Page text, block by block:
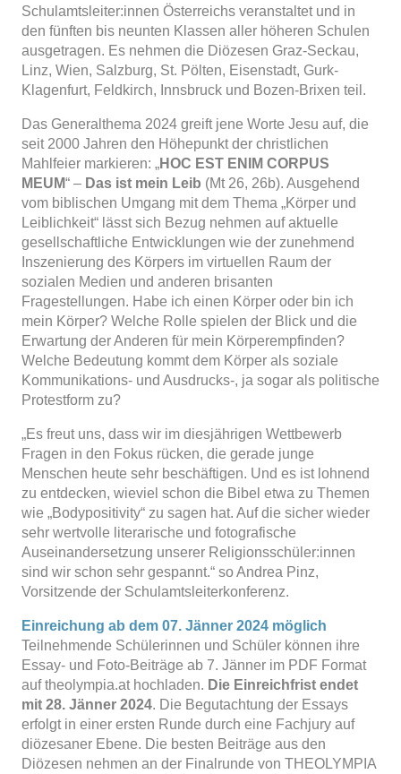
Schulamtsleiter:innen Österreichs veranstaltet und in
den fünften bis neunten Klassen aller höheren Schulen
ausgetragen. Es nehmen die Diözesen Graz-Seckau,
Linz, Wien, Salzburg, St. Pölten, Eisenstadt, Gurk-
Klagenfurt, Feldkirch, Innsbruck und Bozen-Brixen teil.
Das Generalthema 2024 greift jene Worte Jesu auf, die
seit 2000 Jahren den Höhepunkt der christlichen
Mahlfeier markieren: „HOC EST ENIM CORPUS
MEUM“ – Das ist mein Leib (Mt 26, 26b). Ausgehend
vom biblischen Umgang mit dem Thema „Körper und
Leiblichkeit“ lässt sich Bezug nehmen auf aktuelle
gesellschaftliche Entwicklungen wie der zunehmend
Inszenierung des Körpers im virtuellen Raum der
sozialen Medien und anderen brisanten
Fragestellungen. Habe ich einen Körper oder bin ich
mein Körper? Welche Rolle spielen der Blick und die
Erwartung der Anderen für mein Körperempfinden?
Welche Bedeutung kommt dem Körper als soziale
Kommunikations- und Ausdrucks-, ja sogar als politische
Protestform zu?
„Es freut uns, dass wir im diesjährigen Wettbewerb
Fragen in den Fokus rücken, die gerade junge
Menschen heute sehr beschäftigen. Und es ist lohnend
zu entdecken, wieviel schon die Bibel etwa zu Themen
wie „Bodypositivity“ zu sagen hat. Auf die sicher wieder
sehr wertvolle literarische und fotografische
Auseinandersetzung unserer Religionsschüler:innen
sind wir schon sehr gespannt.“ so Andrea Pinz,
Vorsitzende der Schulamtsleiterkonferenz.
Einreichung ab dem 07. Jänner 2024 möglich
Teilnehmende Schülerinnen und Schüler können ihre
Essay- und Foto-Beiträge ab 7. Jänner im PDF Format
auf theolympia.at hochladen. Die Einreichfrist endet
mit 28. Jänner 2024. Die Begutachtung der Essays
erfolgt in einer ersten Runde durch eine Fachjury auf
diözesaner Ebene. Die besten Beiträge aus den
Diözesen nehmen an der Finalrunde von THEOLYMPIA